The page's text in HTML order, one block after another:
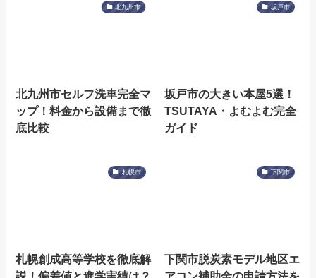
北九州市
北九州市セルフ洗車完全マ
ップ！料金から設備まで徹
底比較
坂戸市
坂戸市の大きい本屋5選！
TSUTAYA・よむよむ完全
ガイド
札幌市
札幌創成高等学校を徹底解
下関市
下関市脱炭素モデル地区エ